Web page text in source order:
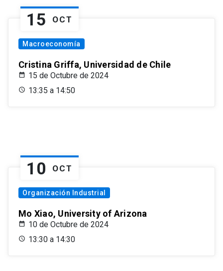
15 OCT
Macroeconomía
Cristina Griffa, Universidad de Chile
15 de Octubre de 2024
13:35 a 14:50
10 OCT
Organización Industrial
Mo Xiao, University of Arizona
10 de Octubre de 2024
13:30 a 14:30